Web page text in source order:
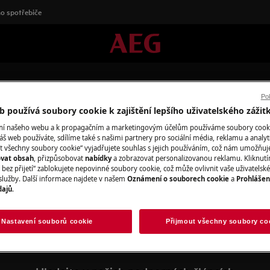
spotřebiče
pro Bezsáčkové
používá soubory cookie k zajištění lepšího uživatelského
našeho webu a k propagačním a marketingovým účelům používáme soubory
web používáte, sdílíme také s našimi partnery pro sociální média, reklamu a
všechny soubory cookie“ vyjadřujete souhlas s jejich používáním, což nám
obsah, přizpůsobovat nabídkya zobrazovat personalizovanou reklamu.
bez přijetí“ zablokujete nepovinné soubory cookie, což může ovlivnit vaše
Další informace najdete v našem Oznámení o souborech cookie a
.
Nastavení souborů cookie Přijmout všechny soubory